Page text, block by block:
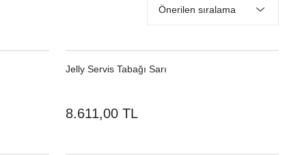
Jelly Servis Tabağı Sarı
8.611,00 TL